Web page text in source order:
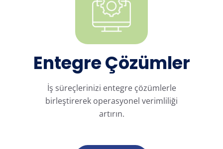
Entegre Çözümler
İş süreçlerinizi entegre çözümlerle
birleştirerek operasyonel verimliliği
artırın.